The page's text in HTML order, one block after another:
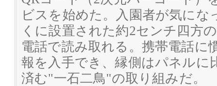
ビスを始めた。入園者が気にな
くに設置された約2センチ四方
電話で読み取れる。携帯電話に
報を入手でき、縁側はパネルに
済む"一石二鳥"の取り組みだ。